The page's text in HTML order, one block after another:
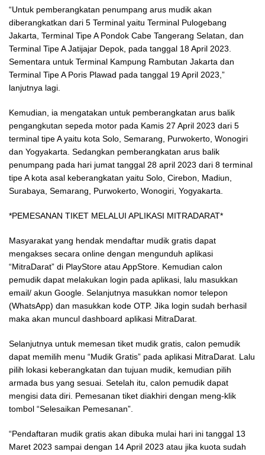
“Untuk pemberangkatan penumpang arus mudik akan
diberangkatkan dari 5 Terminal yaitu Terminal Pulogebang
Jakarta, Terminal Tipe A Pondok Cabe Tangerang Selatan, dan
Terminal Tipe A Jatijajar Depok, pada tanggal 18 April 2023.
Sementara untuk Terminal Kampung Rambutan Jakarta dan
Terminal Tipe A Poris Plawad pada tanggal 19 April 2023,”
lanjutnya lagi.
Kemudian, ia mengatakan untuk pemberangkatan arus balik
pengangkutan sepeda motor pada Kamis 27 April 2023 dari 5
terminal tipe A yaitu kota Solo, Semarang, Purwokerto, Wonogiri
dan Yogyakarta. Sedangkan pemberangkatan arus balik
penumpang pada hari jumat tanggal 28 april 2023 dari 8 terminal
tipe A kota asal keberangkatan yaitu Solo, Cirebon, Madiun,
Surabaya, Semarang, Purwokerto, Wonogiri, Yogyakarta.
*PEMESANAN TIKET MELALUI APLIKASI MITRADARAT*
Masyarakat yang hendak mendaftar mudik gratis dapat
mengakses secara online dengan mengunduh aplikasi
“MitraDarat” di PlayStore atau AppStore. Kemudian calon
pemudik dapat melakukan login pada aplikasi, lalu masukkan
email/ akun Google. Selanjutnya masukkan nomor telepon
(WhatsApp) dan masukkan kode OTP. Jika login sudah berhasil
maka akan muncul dashboard aplikasi MitraDarat.
Selanjutnya untuk memesan tiket mudik gratis, calon pemudik
dapat memilih menu “Mudik Gratis” pada aplikasi MitraDarat. Lalu
pilih lokasi keberangkatan dan tujuan mudik, kemudian pilih
armada bus yang sesuai. Setelah itu, calon pemudik dapat
mengisi data diri. Pemesanan tiket diakhiri dengan meng-klik
tombol “Selesaikan Pemesanan”.
“Pendaftaran mudik gratis akan dibuka mulai hari ini tanggal 13
Maret 2023 sampai dengan 14 April 2023 atau jika kuota sudah